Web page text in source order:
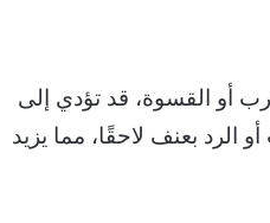
أو القسوة، قد تؤدي إلى
بعنف لاحقًا، مما يزيد